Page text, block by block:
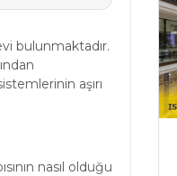
bulunmaktadır.
aşırı
nasıl olduğu